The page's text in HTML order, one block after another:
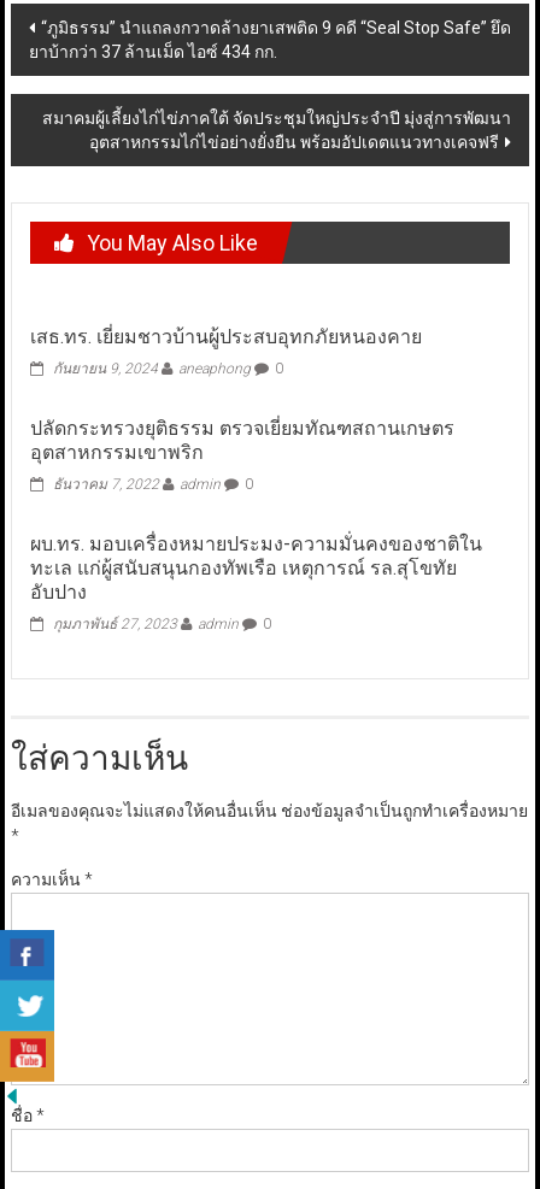
Post
navigation
“ภูมิธรรม” นำแถลงกวาดล้างยาเสพติด 9 คดี “Seal Stop Safe” ยึด
ยาบ้ากว่า 37 ล้านเม็ด ไอซ์ 434 กก.
สมาคมผู้เลี้ยงไก่ไข่ภาคใต้ จัดประชุมใหญ่ประจำปี มุ่งสู่การพัฒนา
อุตสาหกรรมไก่ไข่อย่างยั่งยืน พร้อมอัปเดตแนวทางเคจฟรี
You May Also Like
เสธ.ทร. เยี่ยมชาวบ้านผู้ประสบอุทกภัยหนองคาย
กันยายน 9, 2024 aneaphong 0
ปลัดกระทรวงยุติธรรม ตรวจเยี่ยมทัณฑสถานเกษตร
อุตสาหกรรมเขาพริก
ธันวาคม 7, 2022 admin 0
ผบ.ทร. มอบเครื่องหมายประมง-ความมั่นคงของชาติใน
ทะเล แก่ผู้สนับสนุนกองทัพเรือ เหตุการณ์ รล.สุโขทัย
อับปาง
กุมภาพันธ์ 27, 2023 admin 0
ใส่ความเห็น
อีเมลของคุณจะไม่แสดงให้คนอื่นเห็น ช่องข้อมูลจำเป็นถูกทำเครื่องหมาย
*
ความเห็น*
ชื่อ*